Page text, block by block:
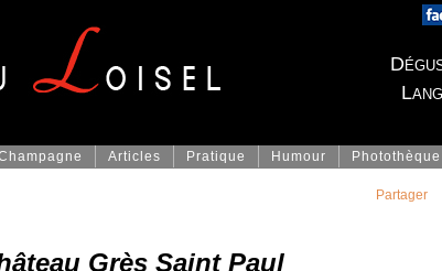
Articles Pratique Humour Photothèque
Grès Saint Paul
Partager